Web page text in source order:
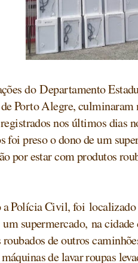
do Departamento
Porto Alegre, culminaram
nos últimos dias
foi preso o dono de um
por estar com produtos
a Polícia Civil, foi
supermercado, na cidade
de outros
de lavar roupas